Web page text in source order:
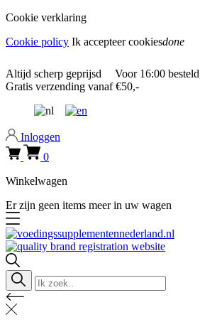
Cookie verklaring
Cookie policy Ik accepteer cookiesdone
Altijd scherp geprijsd Voor 16:00
Gratis verzending vanaf €50,-
Inloggen
0
Winkelwagen
Er zijn geen items meer in uw wagen